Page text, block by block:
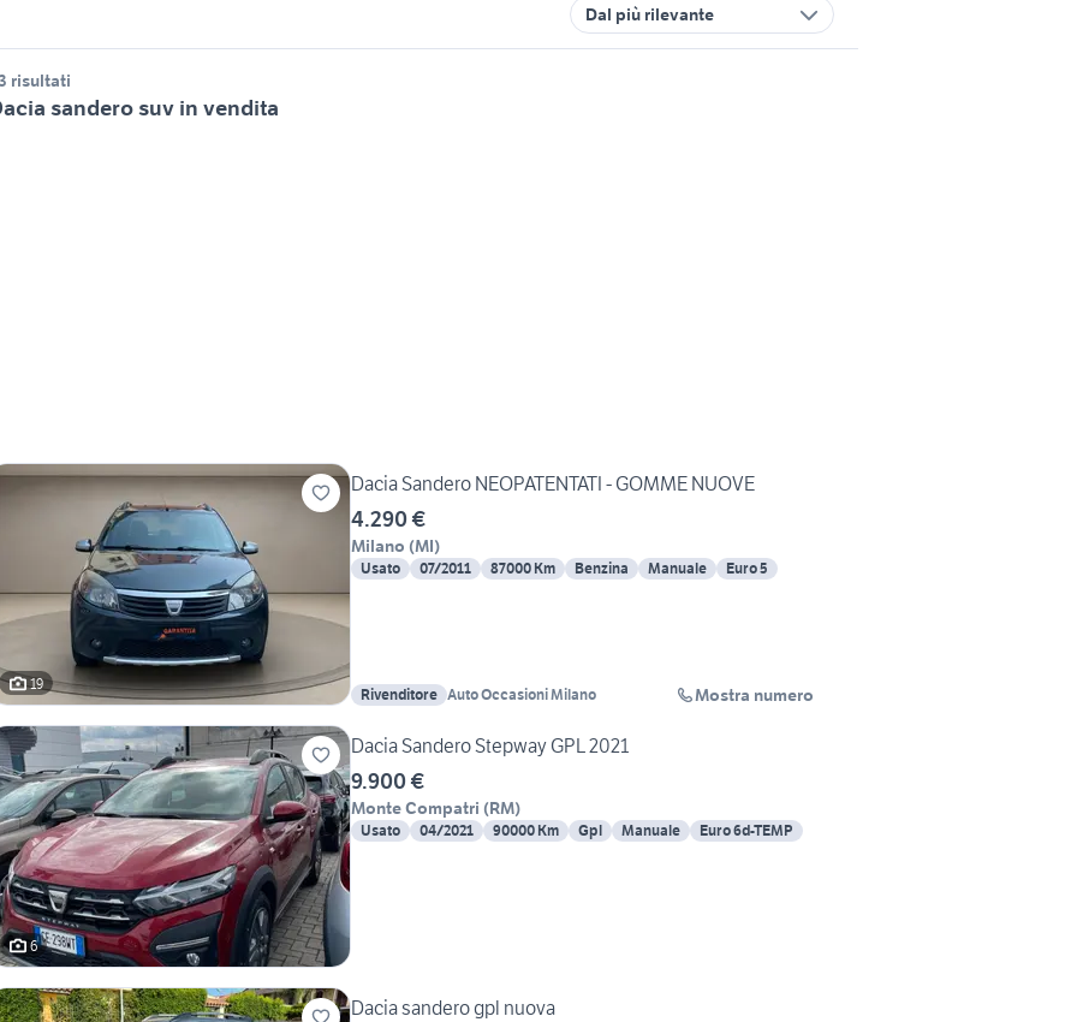
Dal più rilevante
risultati
sandero suv in vendita
19
Dacia Sandero NEOPATENTATI - GOMME NUOVE
4.290 €
Milano (MI)
Usato 07/2011 87000 Km Benzina Manuale Euro 5
Rivenditore Auto Occasioni Milano Mostra numero
6
Dacia Sandero Stepway GPL 2021
9.900 €
Monte Compatri (RM)
Usato 04/2021 90000 Km Gpl Manuale Euro 6d-TEMP
Dacia sandero gpl nuova